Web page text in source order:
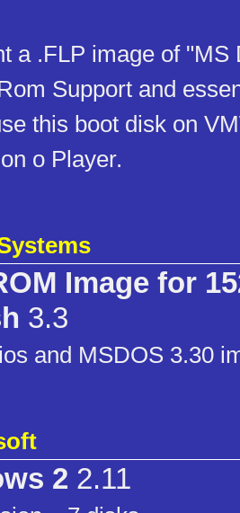
a .FLP image of "MS
Support and
this boot disk on
o Player.
Image for
3.3
and MSDOS 3.30
2 2.11